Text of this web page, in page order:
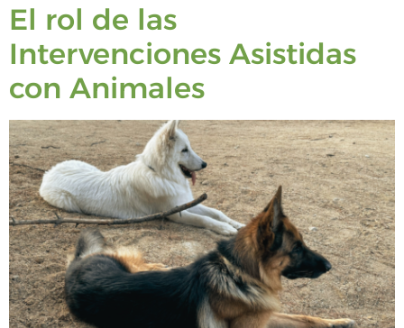
El rol de las
Intervenciones Asistidas
con Animales